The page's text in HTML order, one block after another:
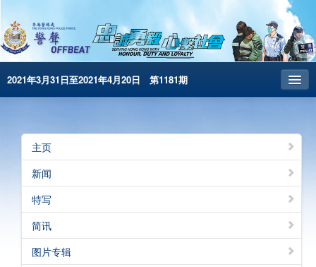
2021年3月31日至2021年4月20日 第1181期
昔日警声
警务处主页
繁體版
English
电子书版
主页
新闻
特写
简讯
图片专辑